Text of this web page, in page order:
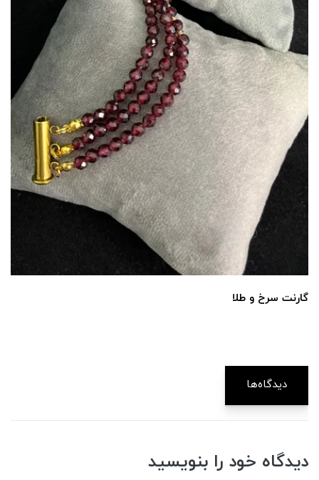
گارنت سرخ و طلا
دیدگاه‌ها
دیدگاه خود را بنویسید